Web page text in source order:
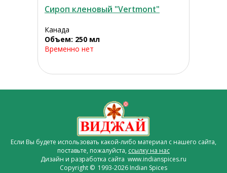
Сироп кленовый "Vertmont"
Канада
Объем: 250 мл
Временно нет
Если Вы будете использовать какой-либо материал с нашего сайта,
поставьте, пожалуйста, ссылку на нас
Дизайн и разработка сайта www.indianspices.ru
Copyright © 1993-2026 Indian Spices